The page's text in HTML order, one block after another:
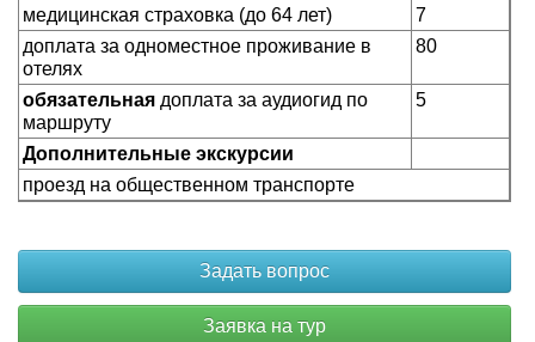
медицинская страховка (до 64 лет)
7
доплата за одноместное проживание в
отелях
80
обязательная доплата за аудиогид по
маршруту
5
Дополнительные экскурсии
проезд на общественном транспорте